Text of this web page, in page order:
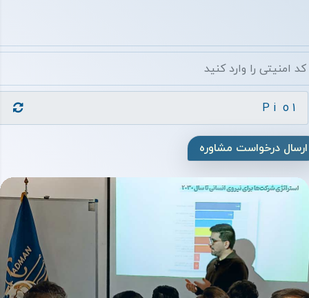
ارسال درخواست مشاوره